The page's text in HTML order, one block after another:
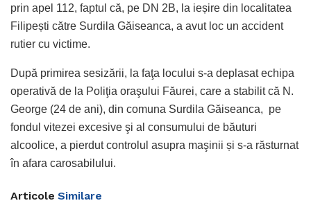
prin apel 112, faptul că, pe DN 2B, la ieșire din localitatea
Filipești către Surdila Găiseanca, a avut loc un accident
rutier cu victime.
După primirea sesizării, la faţa locului s-a deplasat echipa
operativă de la Poliţia oraşului Făurei, care a stabilit că N.
George (24 de ani), din comuna Surdila Găiseanca, pe
fondul vitezei excesive şi al consumului de băuturi
alcoolice, a pierdut controlul asupra maşinii și s-a răsturnat
în afara carosabilului.
Articole Similare